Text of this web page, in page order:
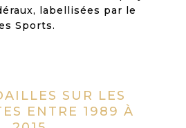
labellisées par le
Sports.
SUR LES
ENTRE 1989 À